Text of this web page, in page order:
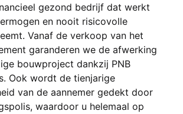
gezond bedrijf dat werkt
en nooit risicovolle
Vanaf de verkoop van het
garanderen we de afwerking
bouwproject dankzij PNB
Ook wordt de tienjarige
van de aannemer gedekt door
waardoor u helemaal op